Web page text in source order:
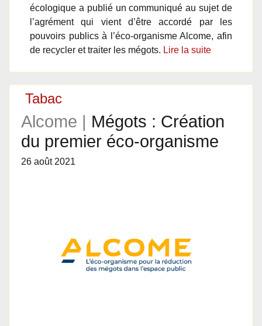
écologique a publié un communiqué au sujet de
l’agrément qui vient d’être accordé par les
pouvoirs publics à l’éco-organisme Alcome, afin
de recycler et traiter les mégots. Lire la suite
Tabac
Alcome | Mégots : Création
du premier éco-organisme
26 août 2021